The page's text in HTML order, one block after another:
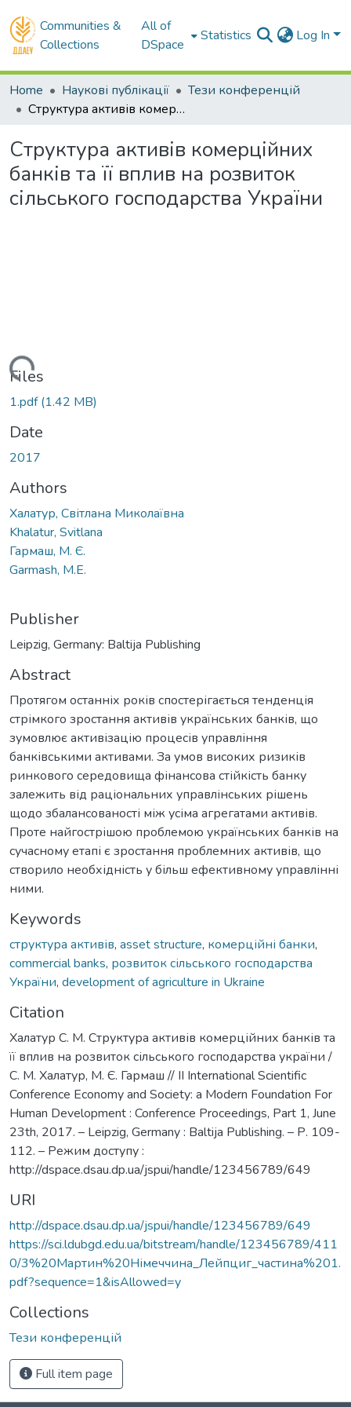
Communities &
Collections
All of
DSpace
Statistics Log In
Home Наукові публікації
Тези конференцій
Структура активів комерційних банків та її вплив на розвиток сільського господарства України
Структура активів комерційних
банків та її вплив на розвиток
сільського господарства України
Files
1.pdf(1.42 MB)
Date
2017
Authors
Халатур, Світлана Миколаївна
Khalatur, Svitlana
Гармаш, М. Є.
Garmash, M.E.
Publisher
Leipzig, Germany: Baltija Publishing
Abstract
Протягом останніх років спостерігається тенденція
стрімкого зростання активів українських банків, що
зумовлює активізацію процесів управління
банківськими активами. За умов високих ризиків
ринкового середовища фінансова стійкість банку
залежить від раціональних управлінських рішень
щодо збалансованості між усіма агрегатами активів.
Проте найгострішою проблемою українських банків на
сучасному етапі є зростання проблемних активів, що
створило необхідність у більш ефективному управлінні
ними.
Keywords
структура активів, asset structure, комерційні банки,
commercial banks, розвиток сільського господарства
України, development of agriculture in Ukraine
Citation
Халатур С. М. Структура активів комерційних банків та
її вплив на розвиток сільського господарства україни /
С. М. Халатур, М. Є. Гармаш // ІІ International Scientific
Conference Economy and Society: a Modern Foundation For
Human Development : Conference Proceedings, Part 1, June
23th, 2017. – Leipzig, Germany : Baltija Publishing. – Р. 109-
112. – Режим доступу :
http://dspace.dsau.dp.ua/jspui/handle/123456789/649
URI
http://dspace.dsau.dp.ua/jspui/handle/123456789/649
https://sci.ldubgd.edu.ua/bitstream/handle/123456789/411
0/3%20Мартин%20Німеччина_Лейпциг_частина%201.
pdf?sequence=1&isAllowed=y
Collections
Тези конференцій
Full item page